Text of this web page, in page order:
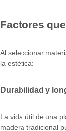
Factores
Al seleccionar
la estética:
Durabilidad y
La vida útil de una
madera tradicional